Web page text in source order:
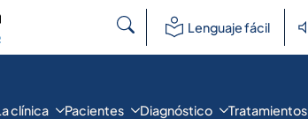
Buscar: Lenguaje fácil
clínica Pacientes Diagnóstico Tratamientos